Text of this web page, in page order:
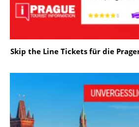
Skip the Line Tickets für die